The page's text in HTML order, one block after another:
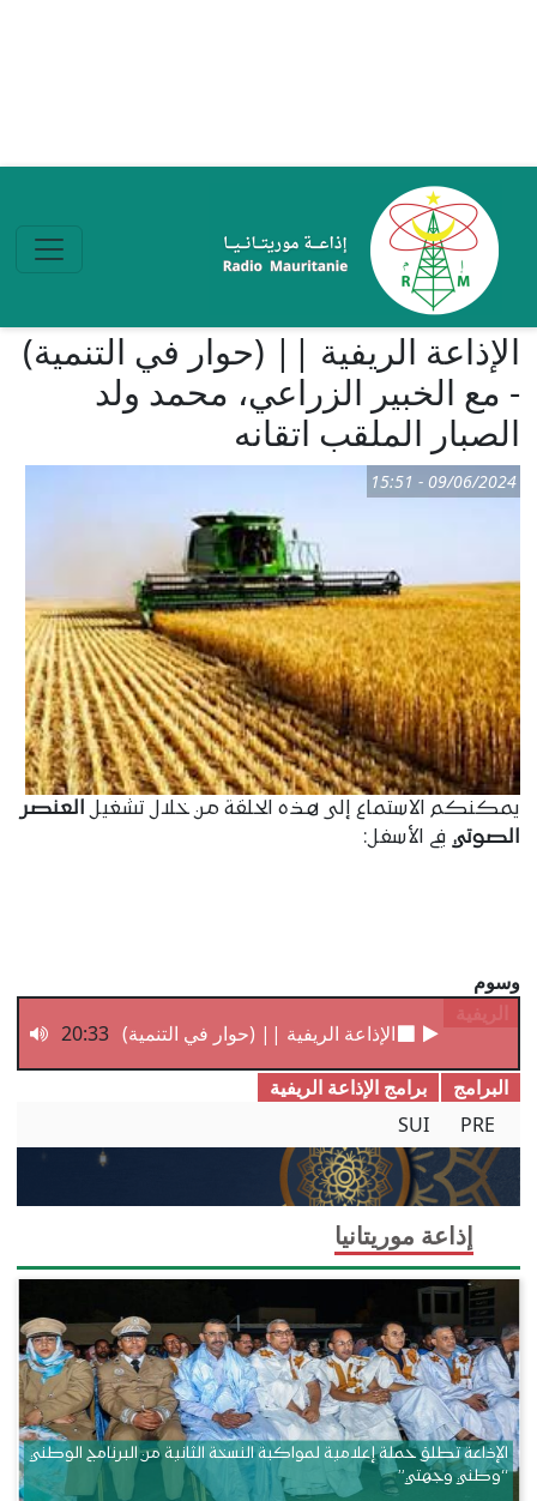
الإذاعة الريفية || (حوار في التنمية)
- مع الخبير الزراعي، محمد ولد
الصبار الملقب اتقانه
09/06/2024 - 15:51
يمكنكم الاستماع إلى هذه الحلقة من خلال تشغيل العنصر
الصوتي في الأسفل:
وسوم
الإذاعة الريفية || (حوار في التنمية) - مع الخبير
20:33
البرامج
برامج الإذاعة الریفیة
PRE
SUI
إذاعة موريتانيا
الإذاعة تطلق حملة إعلامية لمواكبة النسخة الثانية من البرنامج الوطني
“وطني وجهتي”